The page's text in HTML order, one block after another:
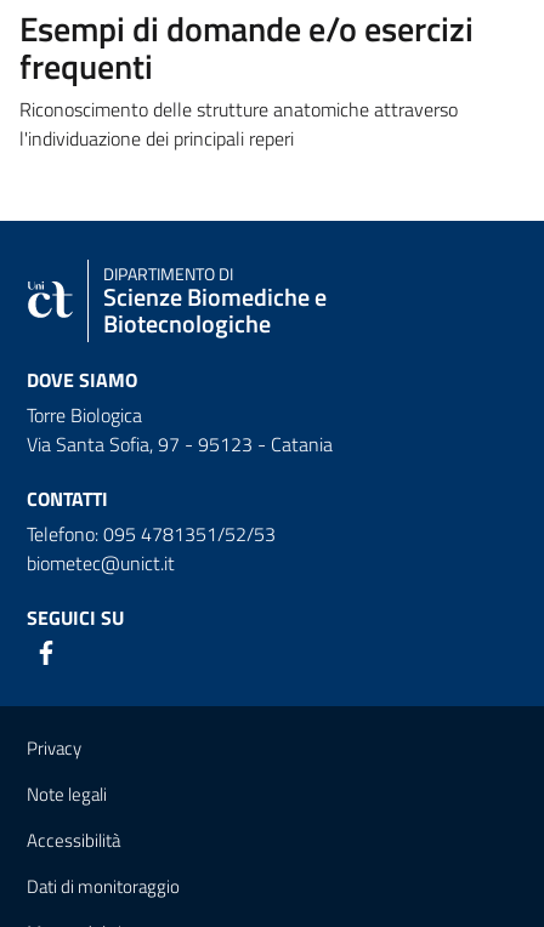
Esempi di domande e/o esercizi
frequenti
Riconoscimento delle strutture anatomiche attraverso
l'individuazione dei principali reperi
DIPARTIMENTO DI
Scienze Biomediche e
Biotecnologiche
DOVE SIAMO
Torre Biologica
Via Santa Sofia, 97 - 95123 - Catania
CONTATTI
Telefono: 095 4781351/52/53
biometec@unict.it
SEGUICI SU
Link e informazioni utili
Privacy
Note legali
Accessibilità
Dati di monitoraggio